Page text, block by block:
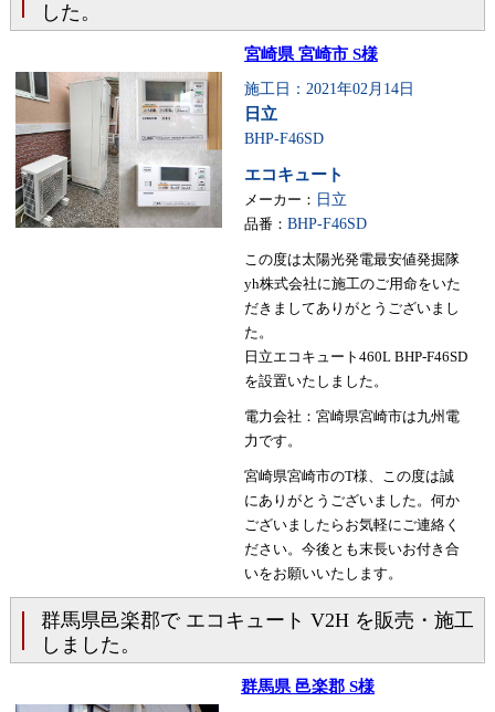
した。
宮崎県 宮崎市 S様
施工日：2021年02月14日
日立
BHP-F46SD
エコキュート
メーカー： 日立
品番： BHP-F46SD
この度は太陽光発電最安値発掘隊
yh株式会社に施工のご用命をいた
だきましてありがとうございまし
た。
日立エコキュート460L BHP-F46SD
を設置いたしました。
電力会社：宮崎県宮崎市は九州電
力です。
宮崎県宮崎市のT様、この度は誠
にありがとうございました。何か
ございましたらお気軽にご連絡く
ださい。今後とも末長いお付き合
いをお願いいたします。
群馬県邑楽郡で エコキュート V2H を販売・施工
しました。
群馬県 邑楽郡 S様